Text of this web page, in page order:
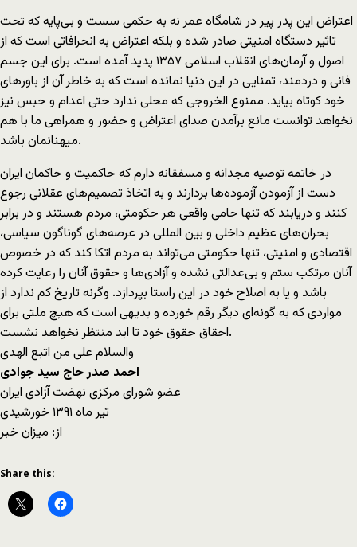
اعتراض این پدر پیر در شامگاه عمر نه به حکمی سست و بی‌پایه که تحت
تاثیر دستگاه امنیتی صادر شده و بلکه اعتراض به انحرافاتی است که از
اصول و آرمان‌های انقلاب اسلامی ۱۳۵۷ پدید آمده است. برای این جسم
فانی و دردمند، تمنایی در این دنیا نمانده است که به خاطر آن از باورهای
خود کوتاه بیاید. ممنوع الخروجی که محلی ندارد حتی اعدام و حبس نیز
نخواهد توانست مانع برآمدن صدای اعتراض و حضور و همراهی ما با هم
میهنانمان باشد.
در خاتمه توصیه مجدانه و مسفقانه دارم که حاکمیت و حاکمان ایران
دست از آزمودن آزموده‌ها بردارند و به اتخاذ تصمیم‌های عقلانی رجوع
کنند و دریابند که تنها حامی واقعی هر حکومتی، مردم هستند و در برابر
بحران‌های عظیم داخلی و بین المللی در عرصه‌های گوناگون سیاسی،
اقتصادی و امنیتی، تنها حکومتی می‌تواند به مردم اتکا کند که در خصوص
آنان مرتکب ستم و بی‌عدالتی نشده و آزادی‌ها و حقوق آنان را رعایت کرده
باشد و یا به اصلاح خود در این راستا بپردازد. وگرنه تاریخ کم ندارد از
مواردی که به گونه‌ای دیگر رقم خورده و بدیهی است که هیچ ملتی برای
احقاق حقوق خود تا ابد منتظر نخواهد نشست.
والسلام علی من اتبع الهدی
احمد صدر حاج سید جوادی
عضو شورای مرکزی نهضت آزادی ایران
تیر ماه ۱۳۹۱ خورشیدی
از: ميزان خبر
Share this: